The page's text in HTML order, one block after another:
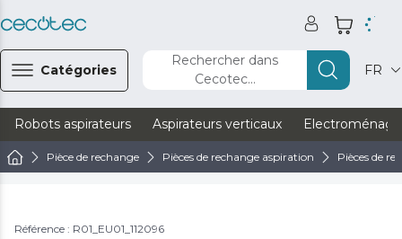
Catégories
Rechercher dans
Cecotec...
FR
Robots aspirateurs Aspirateurs verticaux
Pièce de rechange Pièces de rechange aspiration Pièces de
Référence : R01_EU01_112096